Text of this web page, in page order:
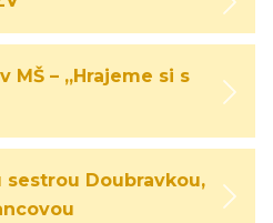
– „Hrajeme si s
sestrou Doubravkou,